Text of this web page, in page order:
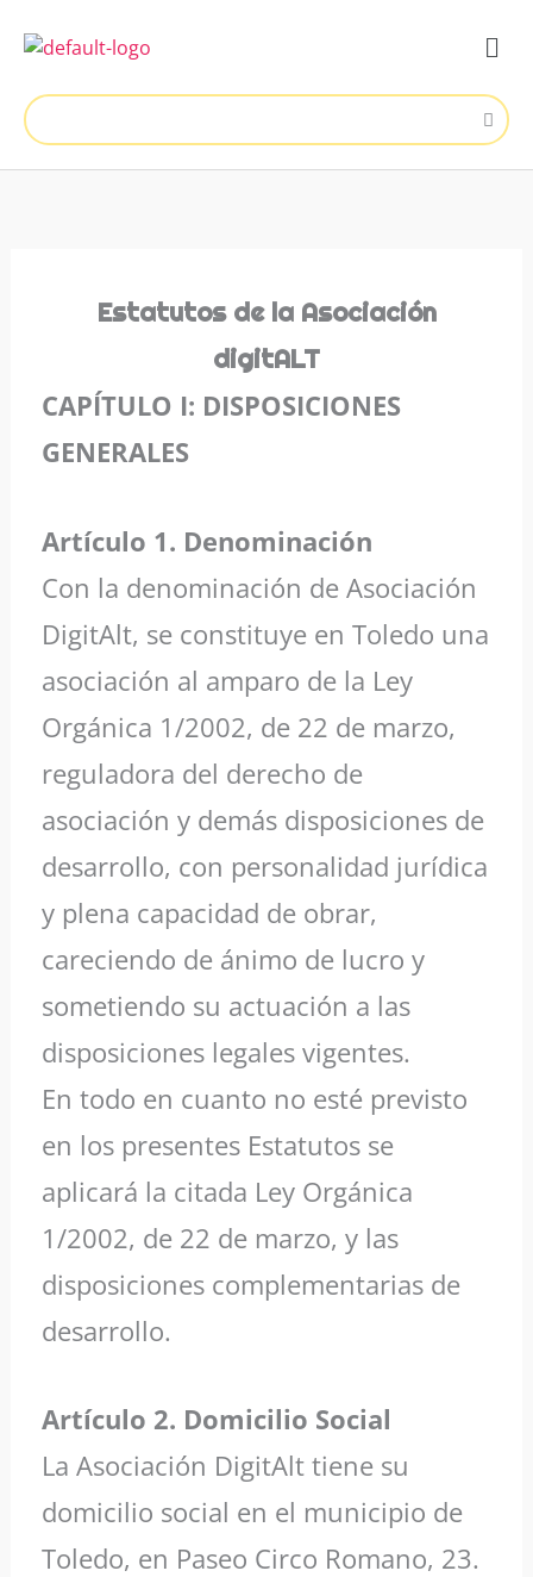
Estatutos de la Asociación
digitALT
CAPÍTULO I: DISPOSICIONES
GENERALES
Artículo 1. Denominación
Con la denominación de Asociación
DigitAlt, se constituye en Toledo una
asociación al amparo de la Ley
Orgánica 1/2002, de 22 de marzo,
reguladora del derecho de
asociación y demás disposiciones de
desarrollo, con personalidad jurídica
y plena capacidad de obrar,
careciendo de ánimo de lucro y
sometiendo su actuación a las
disposiciones legales vigentes.
En todo en cuanto no esté previsto
en los presentes Estatutos se
aplicará la citada Ley Orgánica
1/2002, de 22 de marzo, y las
disposiciones complementarias de
desarrollo.
Artículo 2. Domicilio Social
La Asociación DigitAlt tiene su
domicilio social en el municipio de
Toledo, en Paseo Circo Romano, 23.